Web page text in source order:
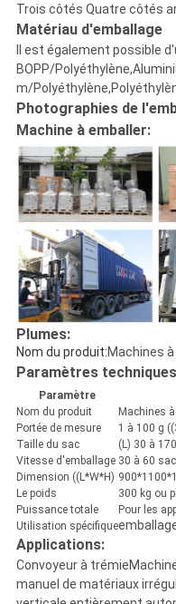
Trois côtés Quatre côtés
Matériau d'emballage
Il est également possible
BOPP/
m/
Photographies de
Machine à emballer:
Plumes:
Nom du produit:Machines
Paramètres
Paramètre
Nom du produit
Machines
Portée de mesure
1 à 100 g
Taille du sac
(L) 30 à
Vitesse d'emballage 30 à 60
Dimension ((L*W*H)
Le poids
300 kg ou
Puissance totale
Pour les
Utilisation spécifique
Applications:
Convoyeur à trémie
manuel de matériaux